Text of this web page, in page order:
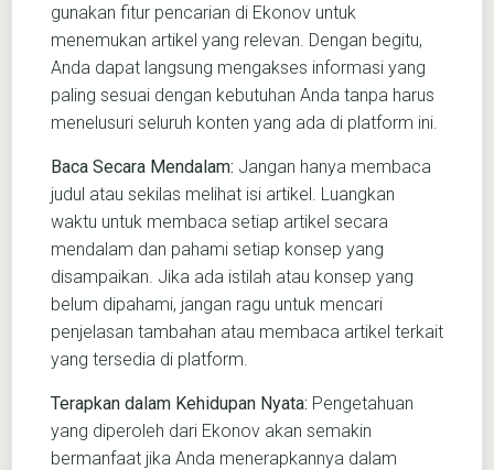
gunakan fitur pencarian di Ekonov untuk
menemukan artikel yang relevan. Dengan begitu,
Anda dapat langsung mengakses informasi yang
paling sesuai dengan kebutuhan Anda tanpa harus
menelusuri seluruh konten yang ada di platform ini.
Baca Secara Mendalam: Jangan hanya membaca
judul atau sekilas melihat isi artikel. Luangkan
waktu untuk membaca setiap artikel secara
mendalam dan pahami setiap konsep yang
disampaikan. Jika ada istilah atau konsep yang
belum dipahami, jangan ragu untuk mencari
penjelasan tambahan atau membaca artikel terkait
yang tersedia di platform.
Terapkan dalam Kehidupan Nyata: Pengetahuan
yang diperoleh dari Ekonov akan semakin
bermanfaat jika Anda menerapkannya dalam